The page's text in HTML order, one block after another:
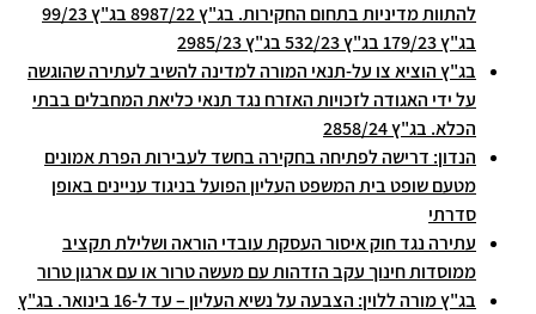
להתוות מדיניות בתחום החקירות. בג"ץ 8987/22 בג"ץ 99/23
בג"ץ 179/23 בג"ץ 532/23 בג"ץ 2985/23
בג"ץ הוציא צו על-תנאי המורה למדינה להשיב לעתירה שהוגשה
על ידי האגודה לזכויות האזרח נגד תנאי כליאת המחבלים בבתי
הכלא. בג"ץ 2858/24
הנדון: דרישה לפתיחה בחקירה בחשד לעבירות הפרת אמונים
מטעם שופט בית המשפט העליון הפועל בניגוד עניינים באופן
סדרתי
עתירה נגד חוק איסור העסקת עובדי הוראה ושלילת תקציב
ממוסדות חינוך עקב הזדהות עם מעשה טרור או עם ארגון טרור
בג"ץ מורה ללוין: הצבעה על נשיא העליון – עד ל-16 בינואר. בג"ץ